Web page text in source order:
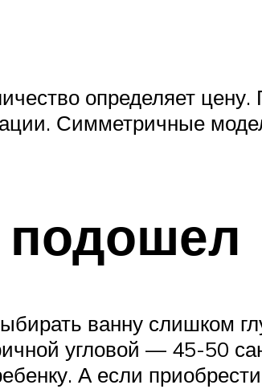
определяет цену.
Симметричные
подошел
ванну слишком
угловой — 45-50
А если